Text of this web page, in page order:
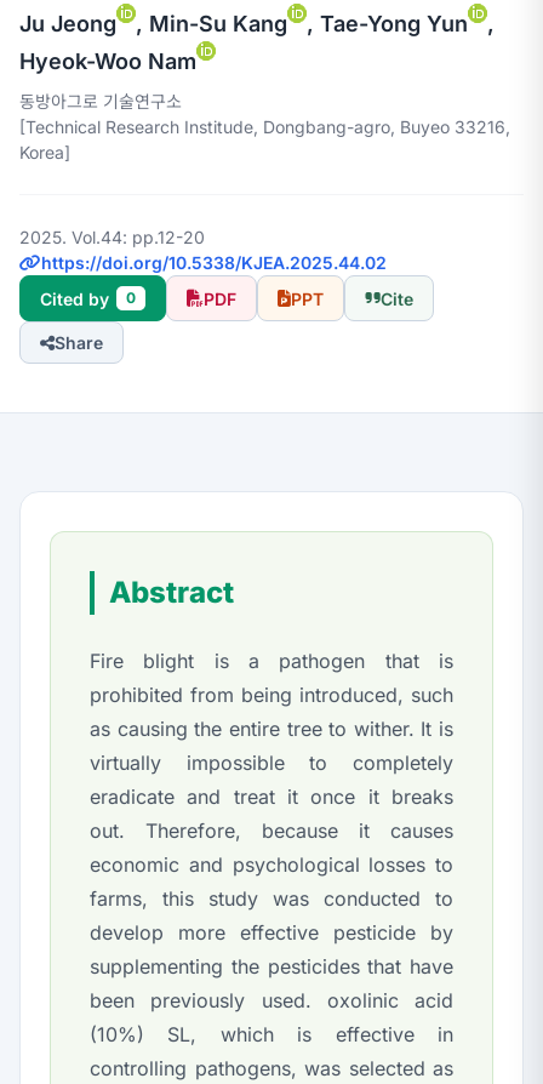
Ju Jeong
, Min-Su Kang , Tae-Yong Yun
,
Hyeok-Woo Nam
동방아그로 기술연구소
[Technical Research Institude, Dongbang-agro, Buyeo 33216,
Korea]
2025. Vol.44: pp.12-20
https://doi.org/10.5338/KJEA.2025.44.02
Cited by
0 PDF PPT Cite
Share
Abstract
Fire blight is a pathogen that is
prohibited from being introduced, such
as causing the entire tree to wither. It is
virtually impossible to completely
eradicate and treat it once it breaks
out. Therefore, because it causes
economic and psychological losses to
farms, this study was conducted to
develop more effective pesticide by
supplementing the pesticides that have
been previously used. oxolinic acid
(10%) SL, which is effective in
controlling pathogens, was selected as